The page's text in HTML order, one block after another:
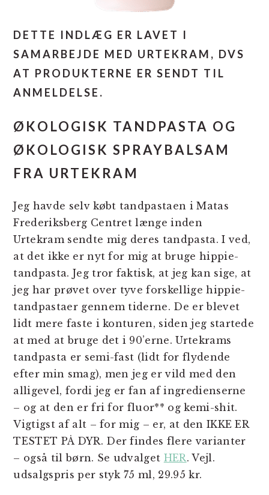
DETTE INDLÆG ER LAVET I
SAMARBEJDE MED URTEKRAM, DVS
AT PRODUKTERNE ER SENDT TIL
ANMELDELSE.
ØKOLOGISK TANDPASTA OG
ØKOLOGISK SPRAYBALSAM
FRA URTEKRAM
Jeg havde selv købt tandpastaen i Matas
Frederiksberg Centret længe inden
Urtekram sendte mig deres tandpasta. I ved,
at det ikke er nyt for mig at bruge hippie-
tandpasta. Jeg tror faktisk, at jeg kan sige, at
jeg har prøvet over tyve forskellige hippie-
tandpastaer gennem tiderne. De er blevet
lidt mere faste i konturen, siden jeg startede
at med at bruge det i 90’erne. Urtekrams
tandpasta er semi-fast (lidt for flydende
efter min smag), men jeg er vild med den
alligevel, fordi jeg er fan af ingredienserne
– og at den er fri for fluor** og kemi-shit.
Vigtigst af alt – for mig – er, at den IKKE ER
TESTET PÅ DYR. Der findes flere varianter
– også til børn. Se udvalget HER. Vejl.
udsalgspris per styk 75 ml, 29.95 kr.